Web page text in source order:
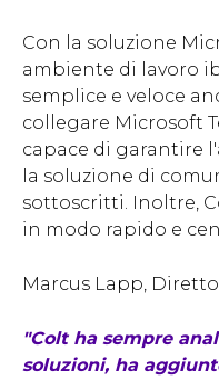
Con la soluzione
ambiente di lavoro
semplice e veloce
collegare Microsoft
capace di garantire
la soluzione di
sottoscritti. Inoltre,
in modo rapido e
Marcus Lapp,
"Colt ha sempre
soluzioni, ha